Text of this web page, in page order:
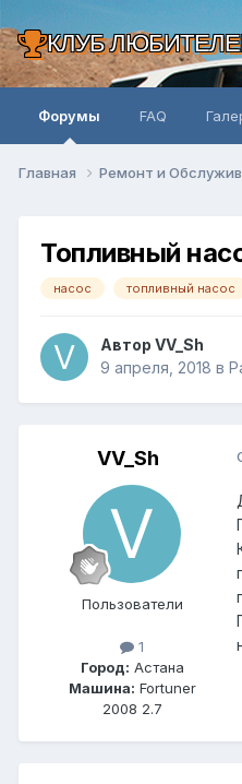
КЛУБ
Форумы FAQ
Главная Ремонт и
Топливный
насос топливный насос
Автор VV_Sh
9 апреля, 2018 в
VV_Sh
Пользователи
1
Город: Астана
Машина: Fortuner
2008 2.7